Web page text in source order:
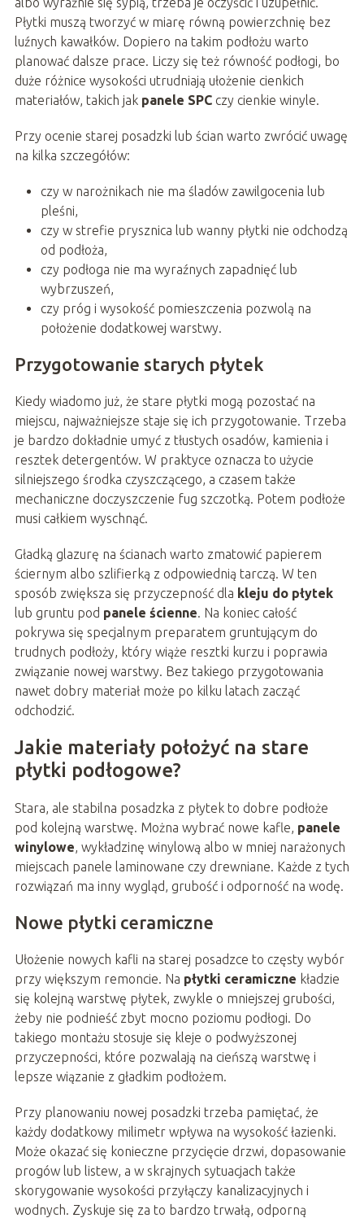
Płytki muszą tworzyć w miarę równą powierzchnię bez
luźnych kawałków. Dopiero na takim podłożu warto
planować dalsze prace. Liczy się też równość podłogi, bo
duże różnice wysokości utrudniają ułożenie cienkich
materiałów, takich jak panele SPCczy cienkie winyle.
Przy ocenie starej posadzki lub ścian warto zwrócić uwagę
na kilka szczegółów:
czy w narożnikach nie ma śladów zawilgocenia lub
pleśni,
czy w strefie prysznica lub wanny płytki nie odchodzą
od podłoża,
czy podłoga nie ma wyraźnych zapadnięć lub
wybrzuszeń,
czy próg i wysokość pomieszczenia pozwolą na
położenie dodatkowej warstwy.
Przygotowanie starych płytek
Kiedy wiadomo już, że stare płytki mogą pozostać na
miejscu, najważniejsze staje się ich przygotowanie. Trzeba
je bardzo dokładnie umyć z tłustych osadów, kamienia i
resztek detergentów. W praktyce oznacza to użycie
silniejszego środka czyszczącego, a czasem także
mechaniczne doczyszczenie fug szczotką. Potem podłoże
musi całkiem wyschnąć.
Gładką glazurę na ścianach warto zmatowić papierem
ściernym albo szlifierką z odpowiednią tarczą. W ten
sposób zwiększa się przyczepność dla kleju do płytek
lub gruntu pod panele ścienne. Na koniec całość
pokrywa się specjalnym preparatem gruntującym do
trudnych podłoży, który wiąże resztki kurzu i poprawia
związanie nowej warstwy. Bez takiego przygotowania
nawet dobry materiał może po kilku latach zacząć
odchodzić.
Jakie materiały położyć na stare
płytki podłogowe?
Stara, ale stabilna posadzka z płytek to dobre podłoże
pod kolejną warstwę. Można wybrać nowe kafle, panele
winylowe, wykładzinę winylową albo w mniej narażonych
miejscach panele laminowane czy drewniane. Każde z tych
rozwiązań ma inny wygląd, grubość i odporność na wodę.
Nowe płytki ceramiczne
Ułożenie nowych kafli na starej posadzce to częsty wybór
przy większym remoncie. Na płytki ceramiczne kładzie
się kolejną warstwę płytek, zwykle o mniejszej grubości,
żeby nie podnieść zbyt mocno poziomu podłogi. Do
takiego montażu stosuje się kleje o podwyższonej
przyczepności, które pozwalają na cieńszą warstwę i
lepsze wiązanie z gładkim podłożem.
Przy planowaniu nowej posadzki trzeba pamiętać, że
każdy dodatkowy milimetr wpływa na wysokość łazienki.
Może okazać się konieczne przycięcie drzwi, dopasowanie
progów lub listew, a w skrajnych sytuacjach także
skorygowanie wysokości przyłączy kanalizacyjnych i
wodnych. Zyskuje się za to bardzo trwałą, odporną